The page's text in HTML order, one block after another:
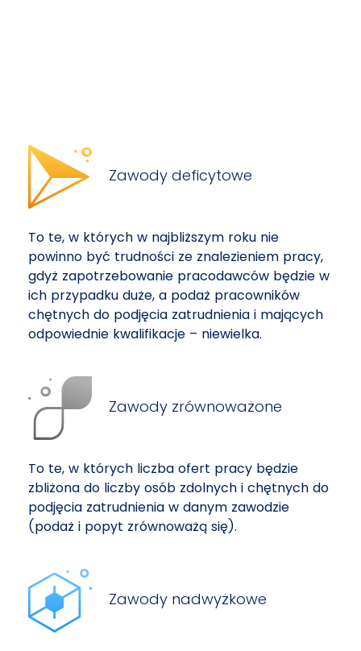
Zawody deficytowe
To te, w których w najbliższym roku nie
powinno być trudności ze znalezieniem pracy,
gdyż zapotrzebowanie pracodawców będzie w
ich przypadku duże, a podaż pracowników
chętnych do podjęcia zatrudnienia i mających
odpowiednie kwalifikacje – niewielka.
Zawody zrównoważone
To te, w których liczba ofert pracy będzie
zbliżona do liczby osób zdolnych i chętnych do
podjęcia zatrudnienia w danym zawodzie
(podaż i popyt zrównoważą się).
Zawody nadwyżkowe